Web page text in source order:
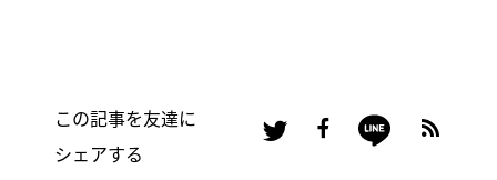
この記事を友達に
シェアする